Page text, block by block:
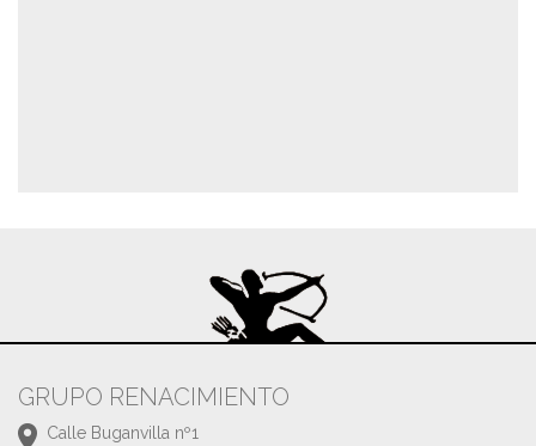
GRUPO RENACIMIENTO
Calle Buganvilla nº1